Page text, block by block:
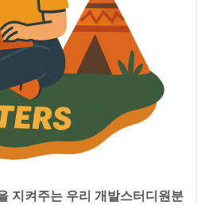
지켜주는 우리 개발스터디원분